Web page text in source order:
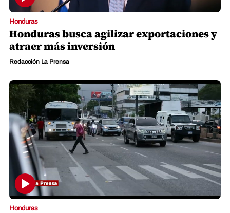
Honduras
Honduras busca agilizar exportaciones y
atraer más inversión
Redacción La Prensa
Honduras